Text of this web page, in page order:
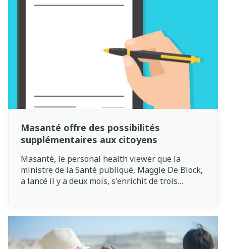
Masanté offre des possibilités
supplémentaires aux citoyens
Masanté, le personal health viewer que la
ministre de la Santé publiqué, Maggie De Block,
a lancé il y a deux mois, s'enrichit de trois
à des informations fiables sur la santé.